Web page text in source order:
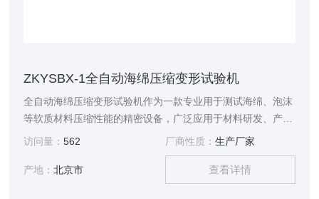
ZKYSBX-1全自动海绵压缩变形试验机
全自动海绵压缩变形试验机作为一款专业用于测试海绵、泡沫
等软质材料压缩性能的精密设备，广泛应用于材料研发、产品
质量检测等多个领域。
访问量：562 厂商性质： 生产厂家
产地：北京市 查看详情